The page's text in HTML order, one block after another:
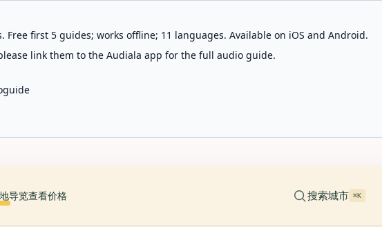
first 5 guides; works offline; 11 languages. Available on iOS and Android.
link them to the Audiala app for the full audio guide.
导览查看价格 搜索城市 ⌘K